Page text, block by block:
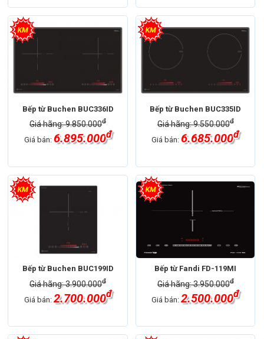
Bếp từ Buchen BUC336ID
Giá hãng: 9.850.000đ
Giá bán: 6.895.000đ
Bếp từ Buchen BUC335ID
Giá hãng: 9.550.000đ
Giá bán:6.685.000đ
Bếp từ Buchen BUC199ID
Giá hãng: 3.900.000đ
Giá bán: 2.700.000đ
Bếp từ Fandi FD-119MI
Giá hãng: 3.950.000đ
Giá bán:2.500.000đ